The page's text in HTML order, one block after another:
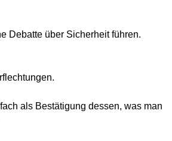
Debatte über Sicherheit führen.
als Bestätigung dessen, was man